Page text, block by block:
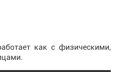
как с физическими,